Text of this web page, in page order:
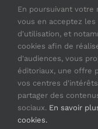
© Copyright
Mentions
En poursuivant votre
vous en acceptez
d'utilisation, et
cookies afin de
d'audiences, vous
éditoriaux, une offre
vos centres
partager des
sociaux. En savoir
cookies.